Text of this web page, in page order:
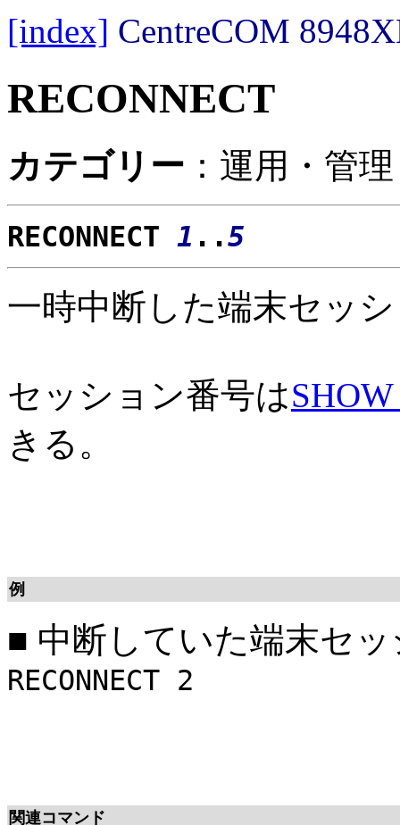
[index] CentreCOM
RECONNECT
カテゴリー ：運用・管
RECONNECT 1 ..5
一時中断した端末セッ
セッション番号は
きる。
例
■ 中断していた端末セ
RECONNECT 2
関連コマンド